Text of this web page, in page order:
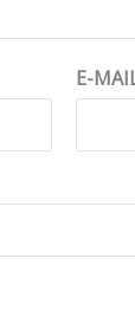
E-